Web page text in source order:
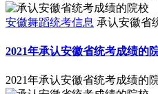
安徽舞蹈统考信息 承认安徽省
2021年承认安徽省统考成绩的
2021年承认安徽省统考成绩的